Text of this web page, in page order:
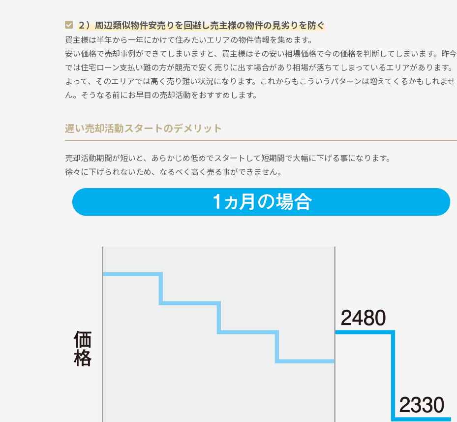
２）周辺類似物件安売りを回避し売主様の物件の見劣りを防ぐ
買主様は半年から一年にかけて住みたいエリアの物件情報を集めます。
安い価格で売却事例ができてしまいますと、買主様はその安い相場価格で今の価格を判断してしまいます。昨今
では住宅ローン支払い難の方が競売で安く売りに出す場合があり相場が落ちてしまっているエリアがあります。
よって、そのエリアでは高く売り難い状況になります。これからもこういうパターンは増えてくるかもしれませ
ん。そうなる前にお早目の売却活動をおすすめします。
遅い売却活動スタートのデメリット
売却活動期間が短いと、あらかじめ低めでスタートして短期間で大幅に下げる事になります。
徐々に下げられないため、なるべく高く売る事ができません。